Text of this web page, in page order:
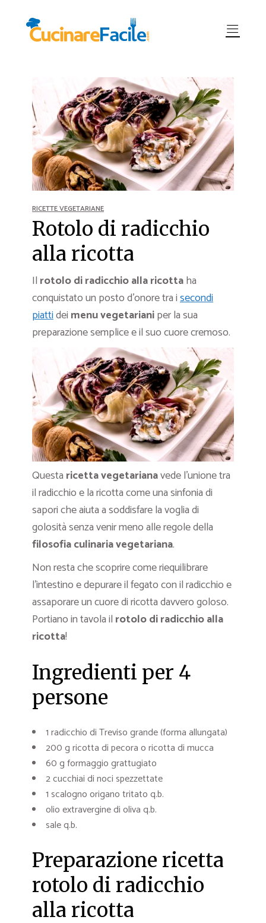
RICETTE VEGETARIANE
Rotolo di radicchio
alla ricotta
Il rotolo di radicchio alla ricottaha
conquistato un posto d’onore tra isecondi
piattidei menu vegetarianiper la sua
preparazione semplice e il suo cuore cremoso.
Questa ricetta vegetarianavede l’unione tra
il radicchio e la ricotta come una sinfonia di
sapori che aiuta a soddisfare la voglia di
golosità senza venir meno alle regole della
filosofia culinaria vegetariana.
Non resta che scoprire come riequilibrare
l’intestino e depurare il fegato con il radicchio e
assaporare un cuore di ricotta davvero goloso.
Portiano in tavola il rotolo di radicchio alla
ricotta!
Ingredienti per 4
persone
1 radicchio di Treviso grande (forma allungata)
200 g ricotta di pecora o ricotta di mucca
60 g formaggio grattugiato
2 cucchiai di noci spezzettate
1 scalogno origano tritato q.b.
olio extravergine di oliva q.b.
sale q.b.
Preparazione ricetta
rotolo di radicchio
alla ricotta